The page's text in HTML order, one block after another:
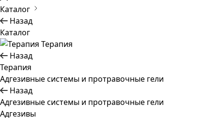
Каталог
Назад
Каталог
Терапия
Назад
Терапия
Адгезивные системы и протравочные гели
Назад
Адгезивные системы и протравочные гели
Адгезивы